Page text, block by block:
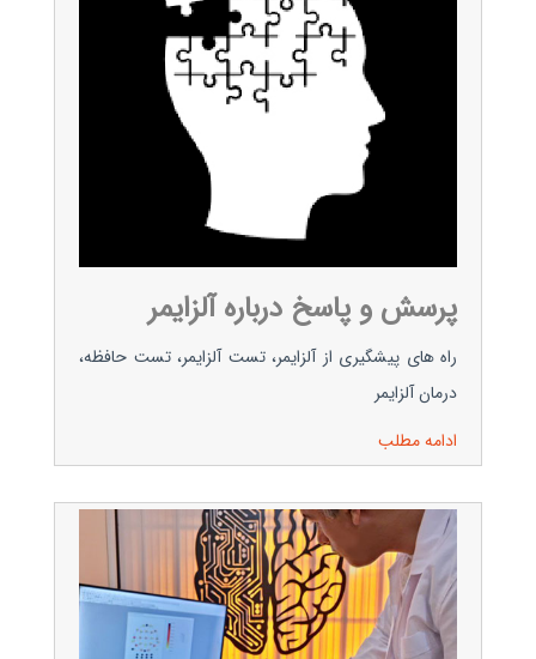
پرسش و پاسخ درباره آلزایمر
راه های پیشگیری از آلزایمر، تست آلزایمر، تست حافظه،
درمان آلزایمر
ادامه مطلب